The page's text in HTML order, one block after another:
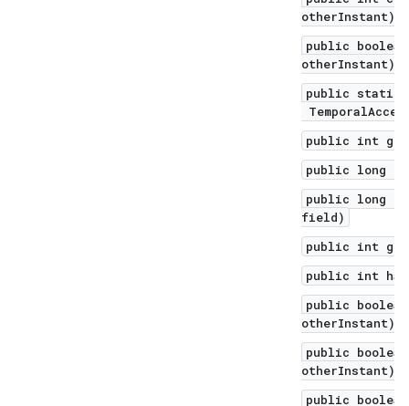
otherInstant)
public
otherInstant)
public static
public int
public long
public long
field)
public int
public int
public
otherInstant)
public
otherInstant)
public